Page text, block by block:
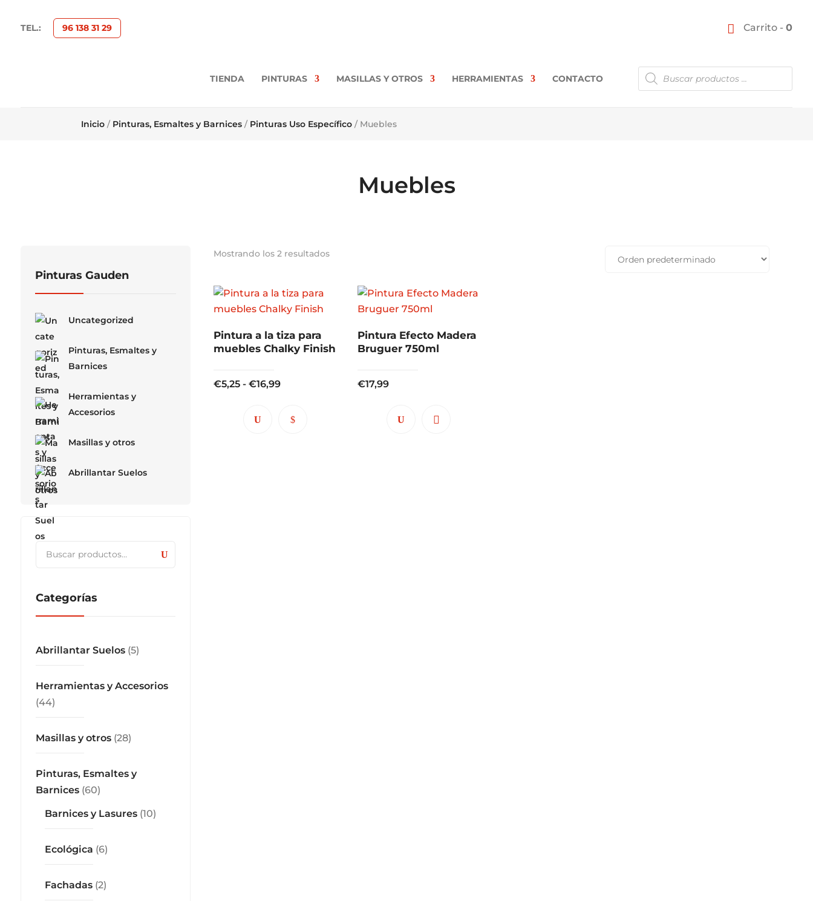
TEL.: 96 138 31 29 Carrito -0
TIENDA PINTURAS MASILLAS Y OTROS HERRAMIENTAS CONTACTO
Búsqueda
de
Inicio / Pinturas, Esmaltes y Barnices / Pinturas Uso Específico / Muebles
Muebles
Mostrando los 2 resultados
Pintura a la tiza para
muebles Chalky Finish
€5,25 - €16,99Rango
precios:
Este
Pintura Efecto Madera
Bruguer 750ml
€17,99
Pinturas Gauden
Uncategorized
Pinturas, Esmaltes y
Barnices
Herramientas y
Accesorios
Masillas y otros
Abrillantar Suelos
por:
Categorías
Abrillantar Suelos (5)
Herramientas y Accesorios
(44)
Masillas y otros (28)
Pinturas, Esmaltes y
Barnices (60)
Barnices y Lasures (10)
Ecológica (6)
Fachadas (2)